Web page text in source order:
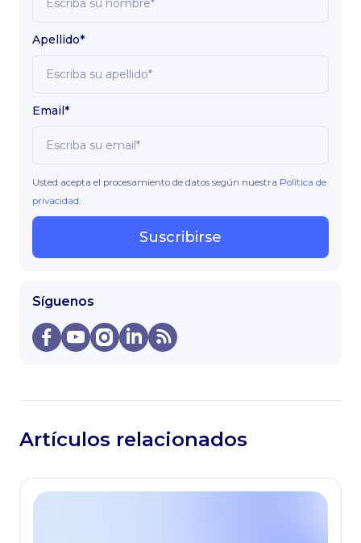
Apellido*
Email*
Usted acepta el procesamiento de datos según nuestra Política de
privacidad
Suscribirse
Síguenos
Artículos relacionados